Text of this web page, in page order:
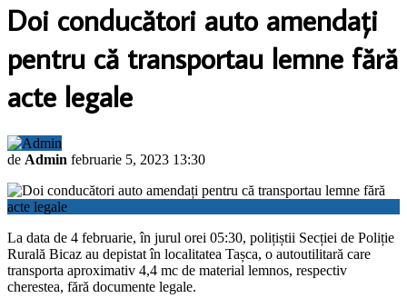
Doi conducători auto amendați
pentru că transportau lemne fără
acte legale
de Admin februarie 5, 2023 13:30
La data de 4 februarie, în jurul orei 05:30, polițiștii Secției de Poliție
Rurală Bicaz au depistat în localitatea Tașca, o autoutilitară care
transporta aproximativ 4,4 mc de material lemnos, respectiv
cherestea, fără documente legale.